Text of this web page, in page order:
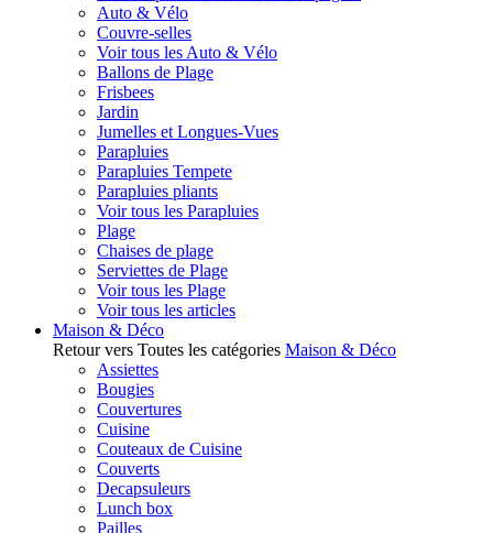
Auto & Vélo
Couvre-selles
Voir tous les Auto & Vélo
Ballons de Plage
Frisbees
Jardin
Jumelles et Longues-Vues
Parapluies
Parapluies Tempete
Parapluies pliants
Voir tous les Parapluies
Plage
Chaises de plage
Serviettes de Plage
Voir tous les Plage
Voir tous les articles
Maison & Déco
Retour vers Toutes les catégories Maison & Déco
Assiettes
Bougies
Couvertures
Cuisine
Couteaux de Cuisine
Couverts
Decapsuleurs
Lunch box
Pailles